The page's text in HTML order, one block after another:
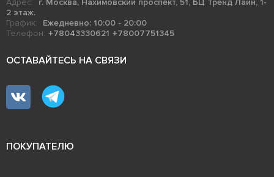
Адрес:
г. Москва, Нахимовский проспект, 51, БЦ Тренд Лайн, 1-
2 этаж.
График:
Ежедневно: 10:00 - 20:00
Телефон: +78043330621 +78007751345
ОСТАВАЙТЕСЬ НА СВЯЗИ
ПОКУПАТЕЛЮ